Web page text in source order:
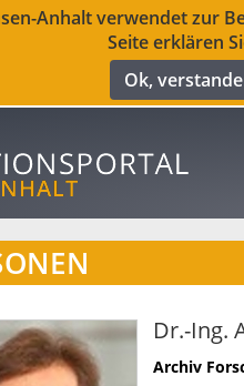
Anhalt verwendet zur
Seite erklären
Ok,
Dr.-Ing.
Archiv